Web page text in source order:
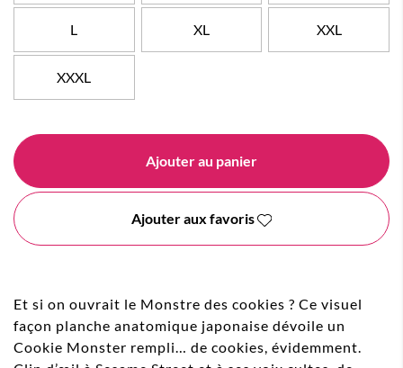
L XL XXL
XXXL
Ajouter au panier
Ajouter aux favoris
Et si on ouvrait le Monstre des cookies ? Ce visuel
façon planche anatomique japonaise dévoile un
Cookie Monster rempli… de cookies, évidemment.